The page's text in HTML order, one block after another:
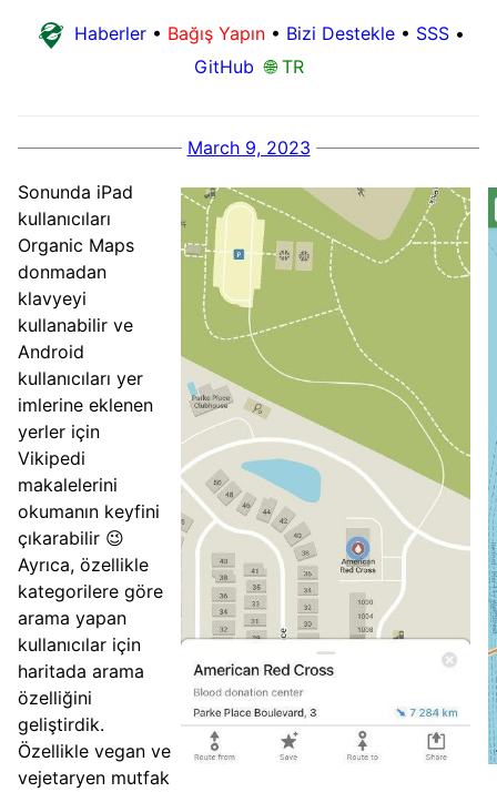
Haberler • Bağış Yapın • Bizi Destekle • SSS •
GitHub 🌐 TR
March 9, 2023
Sonunda iPad
kullanıcıları
Organic Maps
donmadan
klavyeyi
kullanabilir ve
Android
kullanıcıları yer
imlerine eklenen
yerler için
Vikipedi
makalelerini
okumanın keyfini
çıkarabilir 😉
Ayrıca, özellikle
kategorilere göre
arama yapan
kullanıcılar için
haritada arama
özelliğini
geliştirdik.
Özellikle vegan ve
vejetaryen mutfak